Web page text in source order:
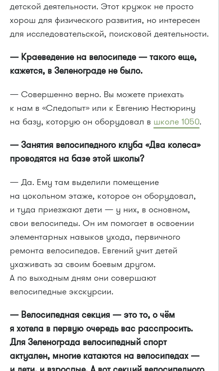
детской деятельности. Этот кружок не просто
хорош для физического развития, но интересен
для исследовательской, поисковой деятельности.
— Краеведение на велосипеде — такого еще,
кажется, в Зеленограде не было.
— Совершенно верно. Вы можете приехать
к нам в «Следопыт» или к Евгению Нестюрину
на базу, которую он оборудовал в школе 1050.
— Занятия велосипедного клуба «Два колеса»
проводятся на базе этой школы?
— Да. Ему там выделили помещение
на цокольном этаже, которое он оборудовал,
и туда приезжают дети — у них, в основном,
свои велосипеды. Он им помогает в освоении
элементарных навыков ухода, первичного
ремонта велосипедов. Евгений учит детей
ухаживать за своим боевым другом.
А по выходным дням они совершают
велосипедные экскурсии.
— Велосипедная секция — это то, о чём
я хотела в первую очередь вас расспросить.
Для Зеленограда велосипедный спорт
актуален, многие катаются на велосипедах —